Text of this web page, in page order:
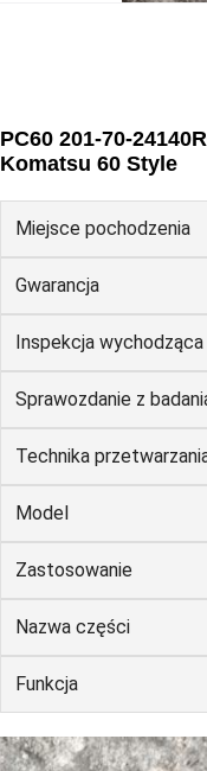
PC60 201-70-
Komatsu 60 Style
Miejsce pochodzenia
Gwarancja
Inspekcja
Sprawozdanie z
Technika
Model
Zastosowanie
Nazwa części
Funkcja